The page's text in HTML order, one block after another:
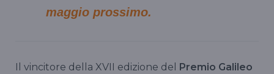
maggio prossimo.
Il vincitore della XVII edizione del
Premio Galileo